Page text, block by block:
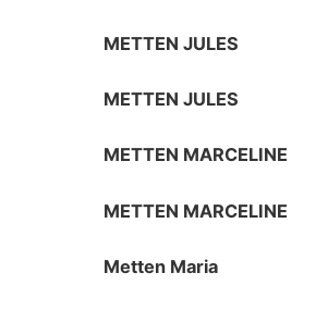
METTEN JULES
METTEN JULES
METTEN MARCELINE
METTEN MARCELINE
Metten Maria